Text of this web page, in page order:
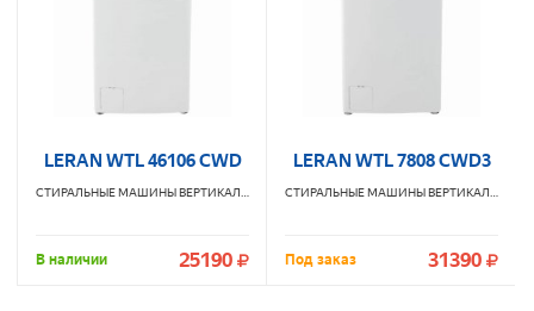
LERAN WTL 46106 CWD
LERAN
В наличии 25190
LERAN WTL 7808 CWD3
Под заказ 31390